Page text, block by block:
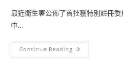
最近衛生署公佈了首批獲特別註冊
中...
Continue Reading